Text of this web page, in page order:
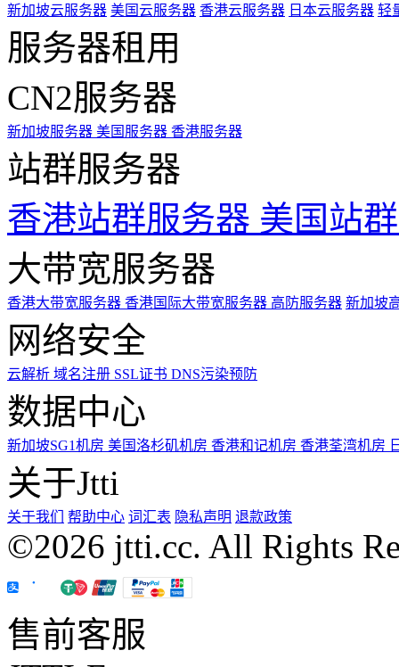
新加坡云服务器 美国云服务器 香港云服务器 日本云服务器 轻
服务器租用
CN2服务器
新加坡服务器 美国服务器 香港服务器
站群服务器
香港站群服务器 美国站
大带宽服务器
香港大带宽服务器 香港国际大带宽服务器 高防服务器 新加坡
网络安全
云解析 域名注册 SSL证书 DNS污染预防
数据中心
新加坡SG1机房 美国洛杉矶机房 香港和记机房 香港荃湾机房
关于Jtti
关于我们 帮助中心 词汇表 隐私声明 退款政策
©2026 jtti.cc. All Rights
售前客服